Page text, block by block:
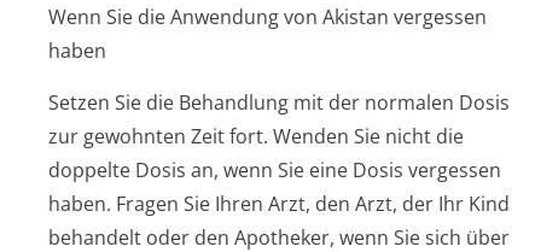
Wenn Sie die Anwendung von Akistan vergessen
haben
Setzen Sie die Behandlung mit der normalen Dosis
zur gewohnten Zeit fort. Wenden Sie nicht die
doppelte Dosis an, wenn Sie eine Dosis vergessen
haben. Fragen Sie Ihren Arzt, den Arzt, der Ihr Kind
behandelt oder den Apotheker, wenn Sie sich über